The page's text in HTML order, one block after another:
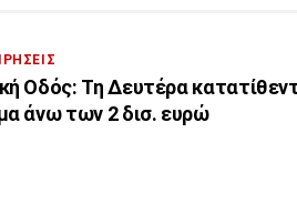
Οδός: Τη Δευτέρα
άνω των 2 δισ. ευρώ